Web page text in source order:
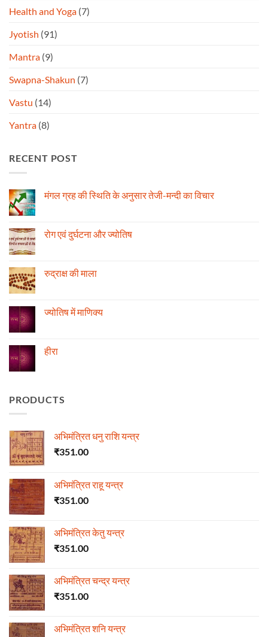
Health and Yoga (7)
Jyotish (91)
Mantra (9)
Swapna-Shakun (7)
Vastu (14)
Yantra (8)
RECENT POST
मंगल ग्रह की स्थिति के अनुसार तेजी-मन्दी का विचार
मंगल
ग्रह
अनुसार
तेजी-
रोग एवं दुर्घटना और ज्योतिष
रोग
एवं
रुद्राक्ष की माला
रुद्राक्ष
की
ज्योतिष में माणिक्य
ज्योतिष
मेंहीरा
PRODUCTS
अभिमंत्रित धनु राशि यन्त्र
₹351.00
अभिमंत्रित राहू यन्त्र
₹351.00
अभिमंत्रित केतु यन्त्र
₹351.00
अभिमंत्रित चन्द्र यन्त्र
₹351.00
अभिमंत्रित शनि यन्त्र